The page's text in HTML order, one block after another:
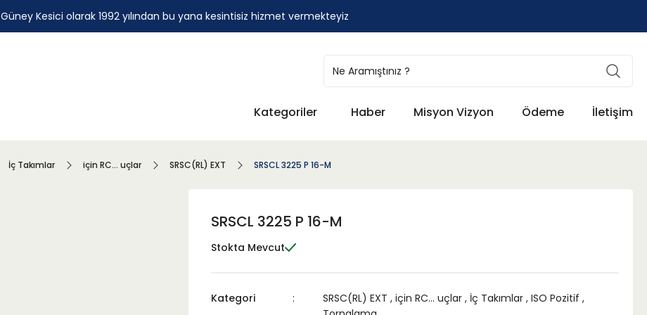
Güney Kesici olarak 1992 yılından bu yana kesintisiz hizmet vermekteyiz
Kategoriler Haber Misyon Vizyon Ödeme İletişim
İç Takımlar için RC... uçlar SRSC(RL) EXT SRSCL 3225 P 16-M
SRSCL 3225 P 16-M
Stokta Mevcut
Kategori SRSC(RL) EXT , için RC... uçlar , İç Takımlar , ISO Pozitif ,